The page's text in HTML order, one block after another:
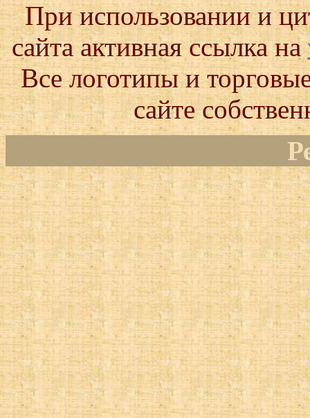
При использовании и
сайта активная ссылка на
Все логотипы и
сайте